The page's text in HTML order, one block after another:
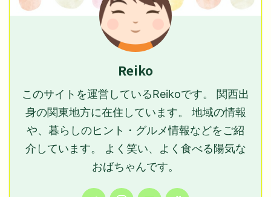
Reiko
このサイトを運営しているReikoです。 関西出
身の関東地方に在住しています。 地域の情報
や、暮らしのヒント・グルメ情報などをご紹
介しています。 よく笑い、よく食べる陽気な
おばちゃんです。